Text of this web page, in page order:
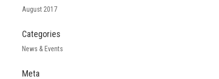
August 2017
Categories
News & Events
Meta